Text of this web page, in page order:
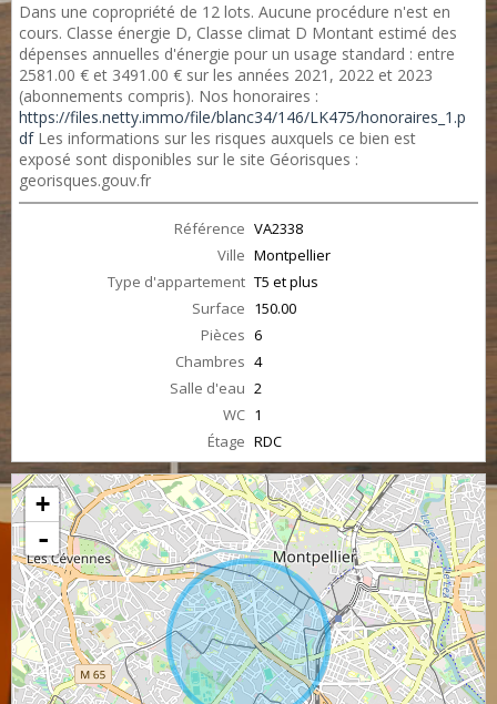
Dans une copropriété de 12 lots. Aucune procédure n'est en
cours. Classe énergie D, Classe climat D Montant estimé des
dépenses annuelles d'énergie pour un usage standard : entre
2581.00 € et 3491.00 € sur les années 2021, 2022 et 2023
(abonnements compris). Nos honoraires :
https://files.netty.immo/file/blanc34/146/LK475/honoraires_1.p
dfLes informations sur les risques auxquels ce bien est
exposé sont disponibles sur le site Géorisques :
georisques.gouv.fr
Référence VA2338
Ville Montpellier
Type d'appartement T5 et plus
Surface 150.00
Pièces 6
Chambres 4
Salle d'eau 2
WC 1
Étage RDC
+
-